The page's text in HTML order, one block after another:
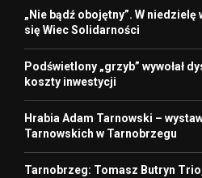
„Nie bądź obojętny”. W
się Wiec Solidarności
Podświetlony „grzyb” wywołał
koszty inwestycji
Hrabia Adam Tarnowski –
Tarnowskich w Tarnobrzegu
Tarnobrzeg: Tomasz Butryn